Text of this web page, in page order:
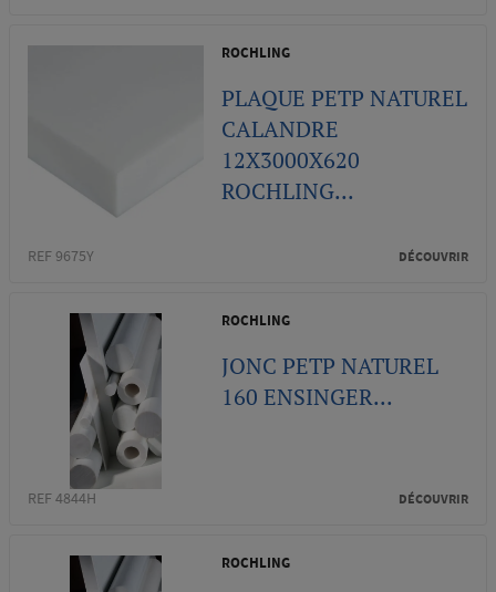
ROCHLING
PLAQUE PETP NATUREL
CALANDRE
12X3000X620
ROCHLING...
REF 9675Y DÉCOUVRIR
ROCHLING
JONC PETP NATUREL
160 ENSINGER...
REF 4844H DÉCOUVRIR
ROCHLING